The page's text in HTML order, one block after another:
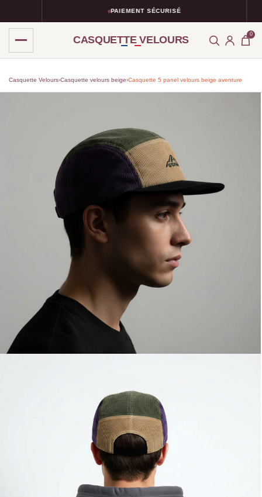
PAIEMENT SÉCURISÉ
CASQUETTE VELOURS 0
Casquette Velours›Casquette velours beige​›Casquette 5 panel velours beige aventure